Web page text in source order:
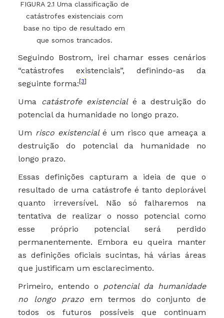
FIGURA 2.1 Uma classificação de
catástrofes existenciais com
base no tipo de resultado em
que somos trancados.
Seguindo Bostrom, irei chamar esses cenários
“catástrofes existenciais”, definindo-as da
seguinte forma: [3]
Uma catástrofe existencial é a destruição do
potencial da humanidade no longo prazo.
Um risco existencialé um risco que ameaça a
destruição do potencial da humanidade no
longo prazo.
Essas definições capturam a ideia de que o
resultado de uma catástrofe é tanto deplorável
quanto irreversível. Não só falharemos na
tentativa de realizar o nosso potencial como
esse próprio potencial será perdido
permanentemente. Embora eu queira manter
as definições oficiais sucintas, há várias áreas
que justificam um esclarecimento.
Primeiro, entendo o potencial da humanidade
no longo prazo em termos do conjunto de
todos os futuros possíveis que continuam